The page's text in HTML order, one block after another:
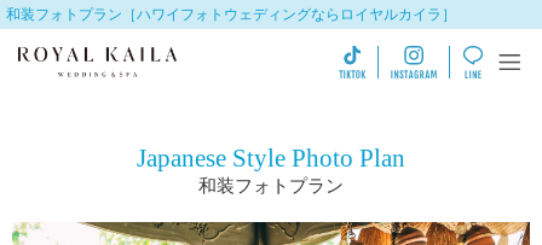
和装フォトプラン［ハワイフォトウェディングならロイヤルカイラ］
Japanese Style Photo Plan
和装フォトプラン